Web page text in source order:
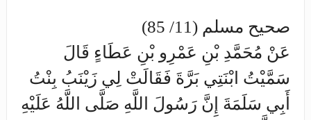
صحيح مسلم (11/ 85)
عَنْ مُحَمَّدِ بْنِ عَمْرِو بْنِ عَطَاءٍ قَالَ
سَمَّيْتُ ابْنَتِي بَرَّةَ فَقَالَتْ لِي زَيْنَبُ بِنْتُ
أَبِي سَلَمَةَ إِنَّ رَسُولَ اللَّهِ صَلَّى اللَّهُ عَلَيْهِ